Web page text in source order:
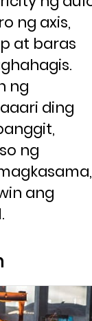
ng axis,
at baras
ng
ding
ng
ang